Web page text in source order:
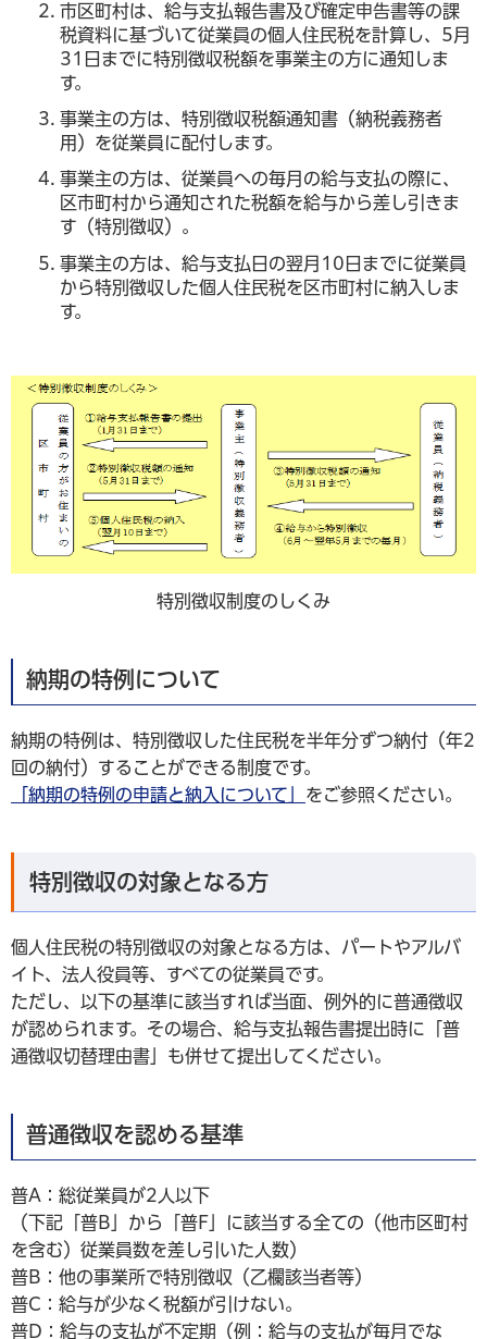
市区町村は、給与支払報告書及び確定申告書等の課
税資料に基づいて従業員の個人住民税を計算し、5月
31日までに特別徴収税額を事業主の方に通知しま
す。
事業主の方は、特別徴収税額通知書（納税義務者
用）を従業員に配付します。
事業主の方は、従業員への毎月の給与支払の際に、
区市町村から通知された税額を給与から差し引きま
す（特別徴収）。
事業主の方は、給与支払日の翌月10日までに従業員
から特別徴収した個人住民税を区市町村に納入しま
す。
特別徴収制度のしくみ
納期の特例について
納期の特例は、特別徴収した住民税を半年分ずつ納付（年2
回の納付）することができる制度です。
「納期の特例の申請と納入について」 をご参照ください。
特別徴収の対象となる方
個人住民税の特別徴収の対象となる方は、パートやアルバ
イト、法人役員等、すべての従業員です。
ただし、以下の基準に該当すれば当面、例外的に普通徴収
が認められます。その場合、給与支払報告書提出時に「普
通徴収切替理由書」も併せて提出してください。
普通徴収を認める基準
普A：総従業員が2人以下
（下記「普B」から「普F」に該当する全ての（他市区町村
を含む）従業員数を差し引いた人数）
普B：他の事業所で特別徴収（乙欄該当者等）
普C：給与が少なく税額が引けない。
普D：給与の支払が不定期（例：給与の支払が毎月でな